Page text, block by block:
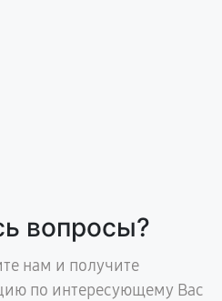
вопросы?
нам и получите
по интересующему Вас